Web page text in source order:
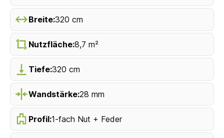
Breite:320 cm
Nutzfläche:8,7 m²
Tiefe:320 cm
Wandstärke:28 mm
Profil:1-fach Nut + Feder